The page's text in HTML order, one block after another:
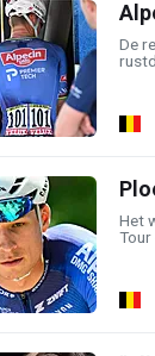
De
Het
Tour